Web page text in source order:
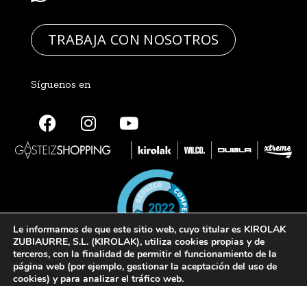
TRABAJA CON NOSOTROS
Síguenos en
Le informamos de que este sitio web, cuyo titular es KIROLAK
ZUBIAURRE, S.L. (KIROLAK), utiliza cookies propias y de
terceros, con la finalidad de permitir el funcionamiento de la
página web (por ejemplo, gestionar la aceptación del uso de
cookies) y para analizar el tráfico web.